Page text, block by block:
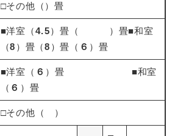
□その他（）畳
■洋室（4.5）畳（
）畳■和室
（8 ）畳（8 ）畳（ ６ ）畳
■洋室（ ６ ）畳 ■和室
（ ６ ）畳
□その他（ ）